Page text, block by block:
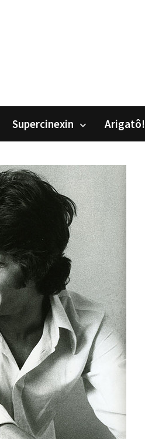
Supercinexin Arigatô!